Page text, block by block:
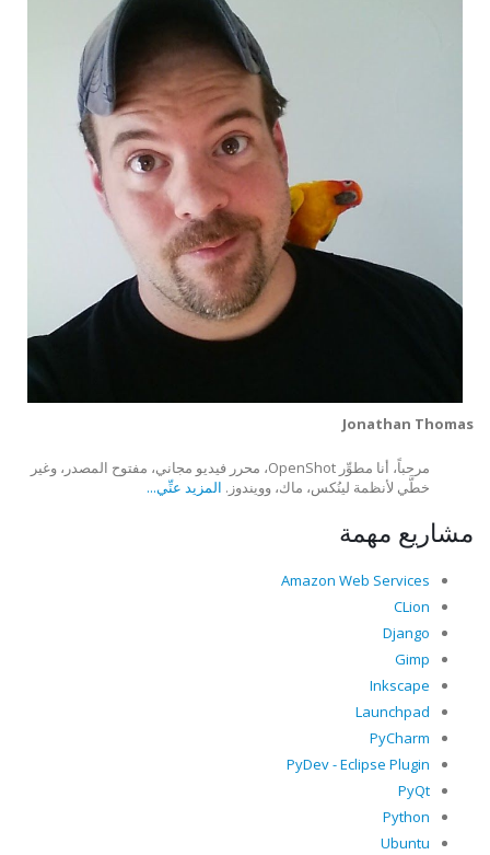
Jonathan Thomas
مرحباً، أنا مطوِّر OpenShot، محرر فيديو مجاني، مفتوح المصدر، وغير
خطَّي لأنظمة لينُكس، ماك، وويندوز. المزيد عنِّي...
مشاريع مهمة
Amazon Web Services
CLion
Django
Gimp
Inkscape
Launchpad
PyCharm
PyDev - Eclipse Plugin
PyQt
Python
Ubuntu